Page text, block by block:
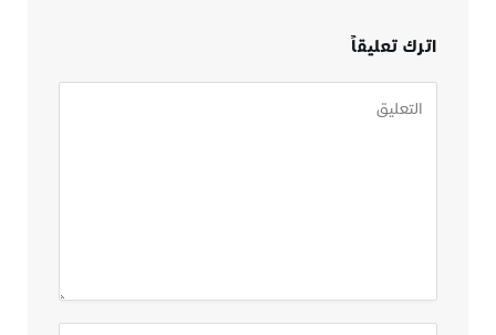
اترك تعليقاً